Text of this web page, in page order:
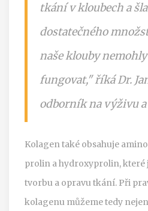
tkání v kloubech a
dostatečného
naše klouby
fungovat," říká Dr.
odborník na výživu
Kolagen také obsahuje
prolin a hydroxyprolin, které
tvorbu a opravu tkání. Při
kolagenu můžeme tedy